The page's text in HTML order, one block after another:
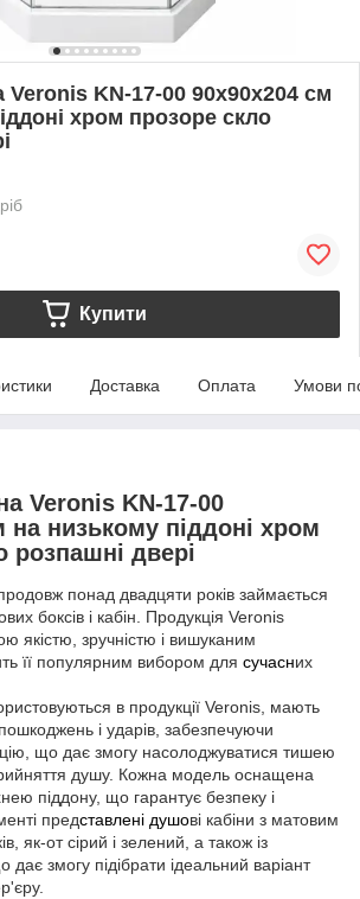
Veronis KN-17-00 90х90х204 см
хром прозоре скло
Купити
Доставка Оплата Умови
Veronis KN-17-00
на низькому піддоні хром
розпашні двері
понад двадцяти років займається
боксів і кабін. Продукція Veronis
якістю, зручністю і вишуканим
її популярним вибором для сучасних
в продукції Veronis, мають
пошкоджень і ударів, забезпечуючи
що дає змогу насолоджуватися тишею
душу. Кожна модель оснащена
піддону, що гарантує безпеку і
представлені душові кабіни з матовим
як-от сірий і зелений, а також із
змогу підібрати ідеальний варіант